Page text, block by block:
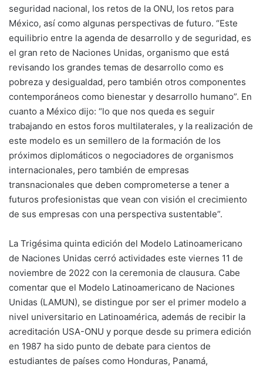
seguridad nacional, los retos de la ONU, los retos para
México, así como algunas perspectivas de futuro. “Este
equilibrio entre la agenda de desarrollo y de seguridad, es
el gran reto de Naciones Unidas, organismo que está
revisando los grandes temas de desarrollo como es
pobreza y desigualdad, pero también otros componentes
contemporáneos como bienestar y desarrollo humano”. En
cuanto a México dijo: “lo que nos queda es seguir
trabajando en estos foros multilaterales, y la realización de
este modelo es un semillero de la formación de los
próximos diplomáticos o negociadores de organismos
internacionales, pero también de empresas
transnacionales que deben comprometerse a tener a
futuros profesionistas que vean con visión el crecimiento
de sus empresas con una perspectiva sustentable”.
La Trigésima quinta edición del Modelo Latinoamericano
de Naciones Unidas cerró actividades este viernes 11 de
noviembre de 2022 con la ceremonia de clausura. Cabe
comentar que el Modelo Latinoamericano de Naciones
Unidas (LAMUN), se distingue por ser el primer modelo a
nivel universitario en Latinoamérica, además de recibir la
acreditación USA-ONU y porque desde su primera edición
en 1987 ha sido punto de debate para cientos de
estudiantes de países como Honduras, Panamá,